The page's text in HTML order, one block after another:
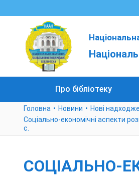
Про бібліотеку
Головна Новини Нові
Соціально-економічні аспекти
с.
СОЦІАЛЬНО-